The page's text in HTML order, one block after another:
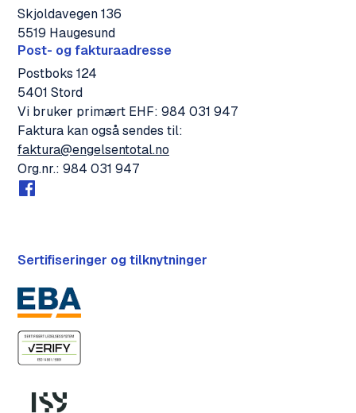
Skjoldavegen 136
5519 Haugesund
Post- og fakturaadresse
Postboks 124
5401 Stord
Vi bruker primært EHF: 984 031 947
Faktura kan også sendes til:
faktura@engelsentotal.no
Org.nr.: 984 031 947
Sertifiseringer og tilknytninger